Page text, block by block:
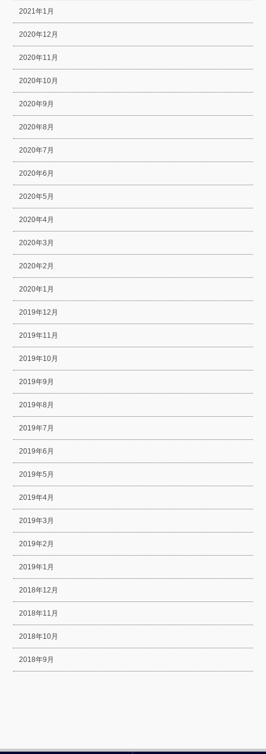
2021年1月
2020年12月
2020年11月
2020年10月
2020年9月
2020年8月
2020年7月
2020年6月
2020年5月
2020年4月
2020年3月
2020年2月
2020年1月
2019年12月
2019年11月
2019年10月
2019年9月
2019年8月
2019年7月
2019年6月
2019年5月
2019年4月
2019年3月
2019年2月
2019年1月
2018年12月
2018年11月
2018年10月
2018年9月